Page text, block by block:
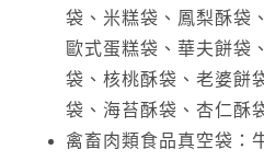
袋、米糕袋、鳳梨酥袋
歐式蛋糕袋、華夫餅袋
袋、核桃酥袋、 老婆餅
袋、海苔酥袋、杏仁酥
禽畜肉類食品真空袋：